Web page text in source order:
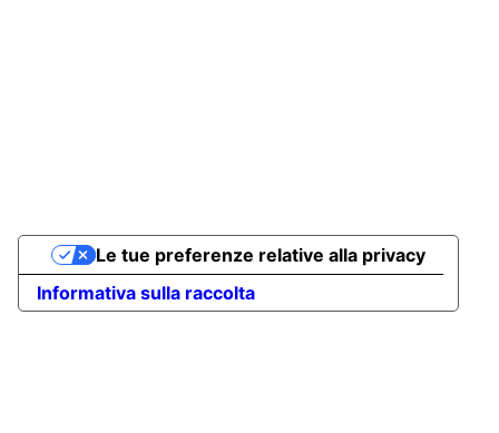
Informativa sulla raccolta
Le tue preferenze relative alla privacy